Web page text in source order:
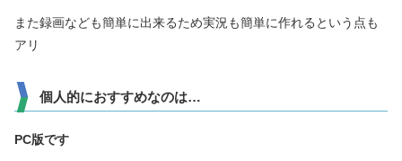
また録画なども簡単に出来るため実況も簡単に作れるという点も
アリ
個人的におすすめなのは…
PC版です